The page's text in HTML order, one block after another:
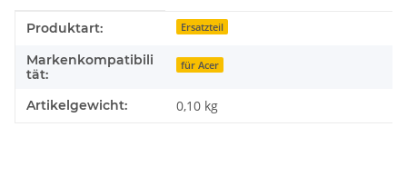
Produkteigenschaft
Wert
Produktart: Ersatzteil
Markenkompatibili
tät:
für Acer
Artikelgewicht: 0,10 kg